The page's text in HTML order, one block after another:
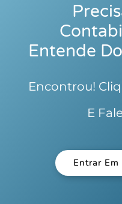
Entende
Encontrou!
E
Entrar